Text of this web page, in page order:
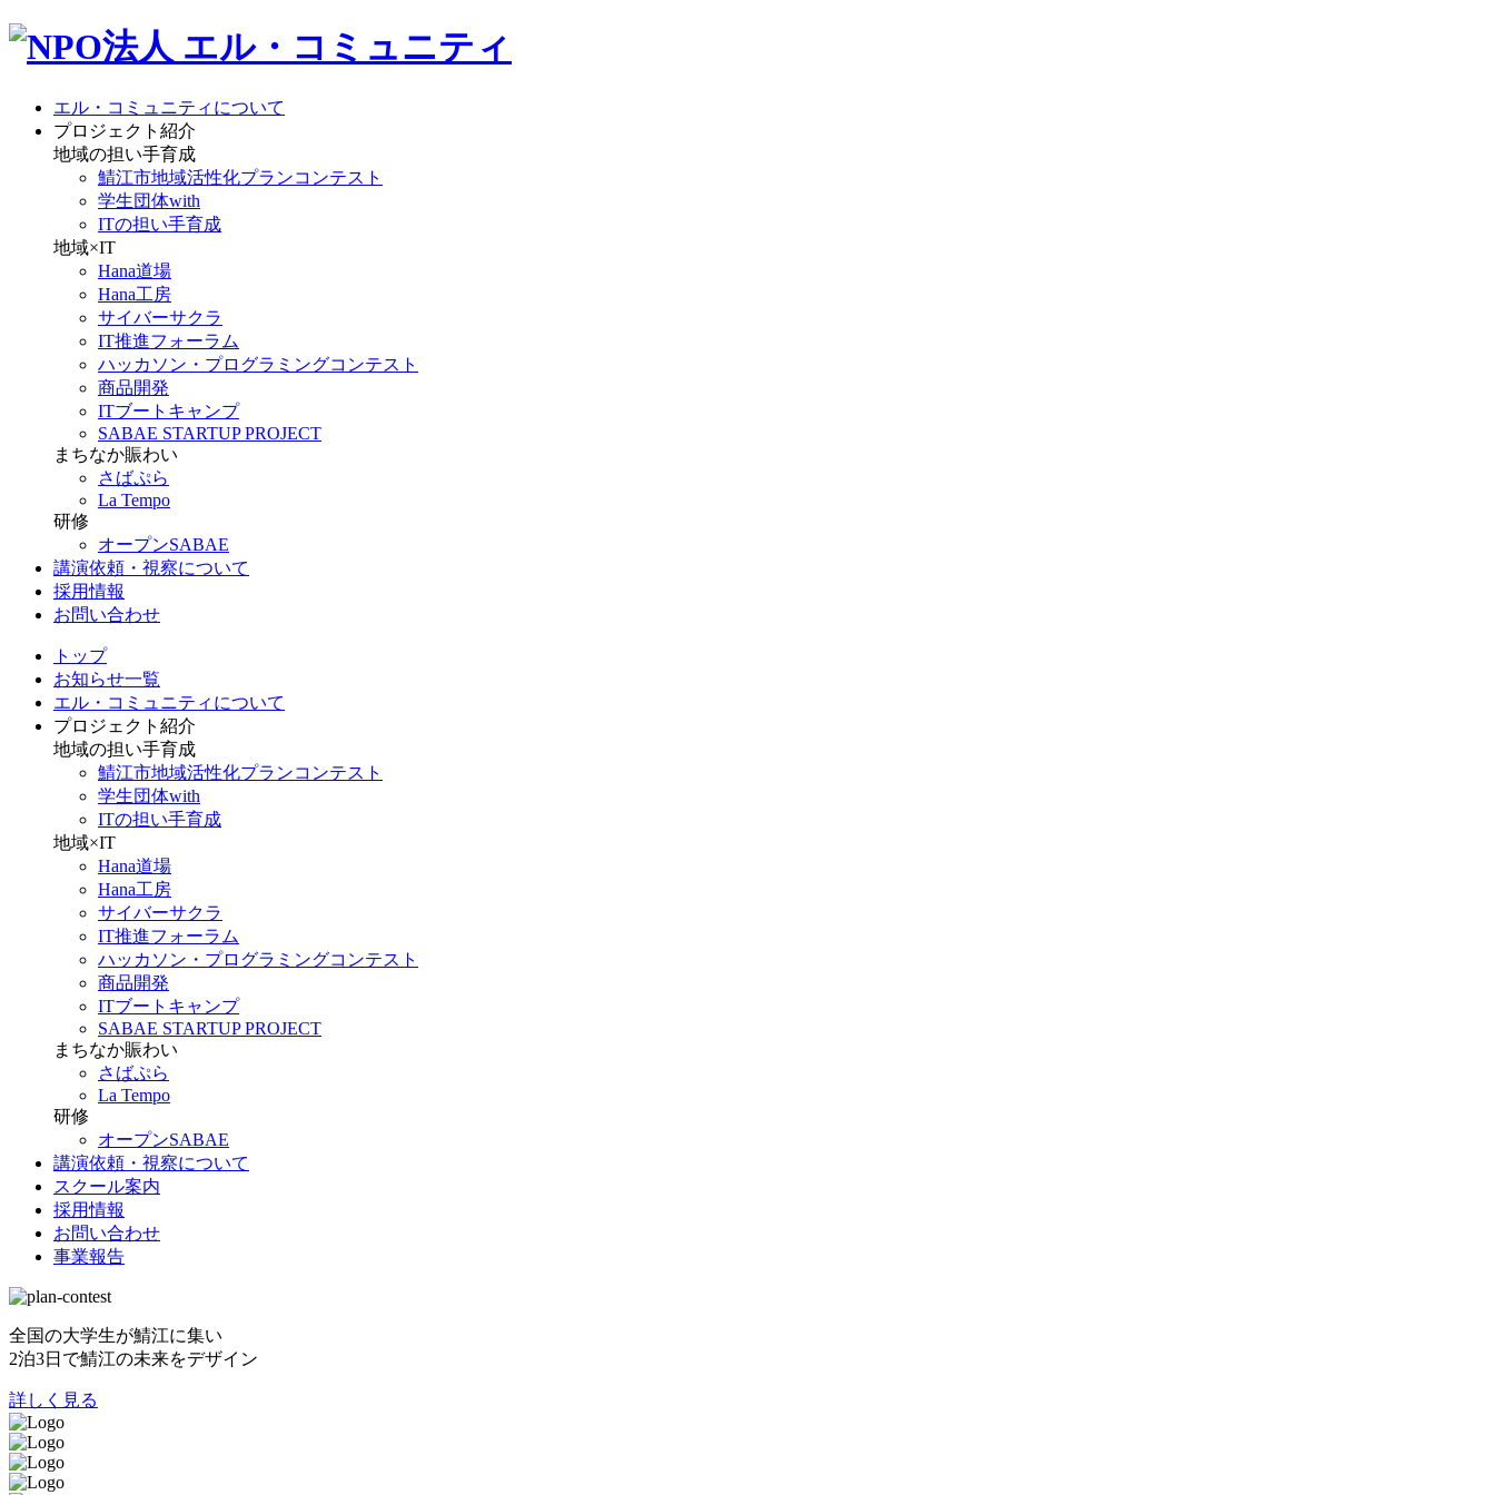
エル・コミュニティについて
プロジェクト紹介
地域の担い手育成
鯖江市地域活性化プランコンテスト
学生団体with
ITの担い手育成
地域×IT
Hana道場
Hana工房
サイバーサクラ
IT推進フォーラム
ハッカソン・プログラミングコンテスト
商品開発
ITブートキャンプ
SABAE STARTUP PROJECT
まちなか賑わい
さばぷら
La Tempo
研修
オープンSABAE
講演依頼・視察について
採用情報
お問い合わせ
トップ
お知らせ一覧
エル・コミュニティについて
プロジェクト紹介
地域の担い手育成
鯖江市地域活性化プランコンテスト
学生団体with
ITの担い手育成
地域×IT
Hana道場
Hana工房
サイバーサクラ
IT推進フォーラム
ハッカソン・プログラミングコンテスト
商品開発
ITブートキャンプ
SABAE STARTUP PROJECT
まちなか賑わい
さばぷら
La Tempo
研修
オープンSABAE
講演依頼・視察について
スクール案内
採用情報
お問い合わせ
事業報告
全国の大学生が鯖江に集い
2泊3日で鯖江の未来をデザイン
詳しく見る